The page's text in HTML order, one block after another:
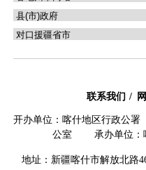
联系我们
开办单位：喀什地区行政公
公室 承办单位：喀
地址：新疆喀什市解放